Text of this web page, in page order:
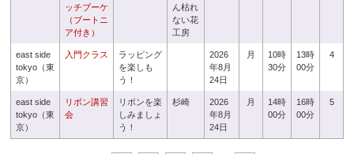
ッチブーケ
（ブートニ
ア付き）
ん枯れ
ない花
工房
east side
tokyo（東
京）
入門クラス
ラッピング
を楽しも
う！
2026
年8月
24日
月
10時
30分
13時
00分
4
east side
tokyo（東
京）
リボン講習
会
リボンを楽
しみましょ
う！
杉崎
2026
年8月
24日
月
14時
00分
16時
00分
5